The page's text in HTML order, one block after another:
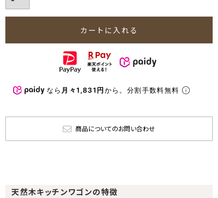
カートに入れる
なら 月々1,831円から。分割手数料無料
商品についてのお問い合わせ
天然木キッチンワゴンの特徴